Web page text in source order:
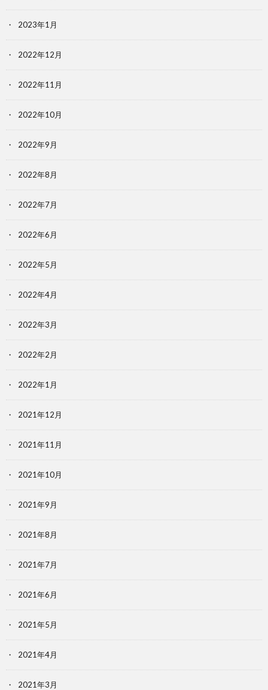
2023年1月
2022年12月
2022年11月
2022年10月
2022年9月
2022年8月
2022年7月
2022年6月
2022年5月
2022年4月
2022年3月
2022年2月
2022年1月
2021年12月
2021年11月
2021年10月
2021年9月
2021年8月
2021年7月
2021年6月
2021年5月
2021年4月
2021年3月